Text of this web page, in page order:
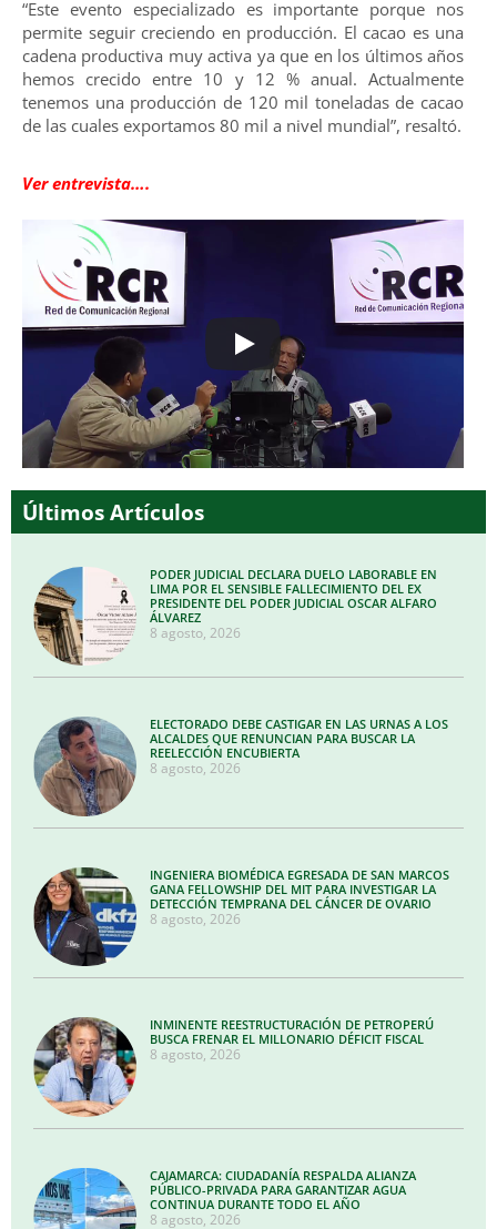
“Este evento especializado es importante porque nos
permite seguir creciendo en producción. El cacao es una
cadena productiva muy activa ya que en los últimos años
hemos crecido entre 10 y 12 % anual. Actualmente
tenemos una producción de 120 mil toneladas de cacao
de las cuales exportamos 80 mil a nivel mundial”, resaltó.
Ver entrevista….
Últimos Artículos
PODER JUDICIAL DECLARA DUELO LABORABLE EN
LIMA POR EL SENSIBLE FALLECIMIENTO DEL EX
PRESIDENTE DEL PODER JUDICIAL OSCAR ALFARO
ÁLVAREZ
8 agosto, 2026
ELECTORADO DEBE CASTIGAR EN LAS URNAS A LOS
ALCALDES QUE RENUNCIAN PARA BUSCAR LA
REELECCIÓN ENCUBIERTA
8 agosto, 2026
INGENIERA BIOMÉDICA EGRESADA DE SAN MARCOS
GANA FELLOWSHIP DEL MIT PARA INVESTIGAR LA
DETECCIÓN TEMPRANA DEL CÁNCER DE OVARIO
8 agosto, 2026
INMINENTE REESTRUCTURACIÓN DE PETROPERÚ
BUSCA FRENAR EL MILLONARIO DÉFICIT FISCAL
8 agosto, 2026
CAJAMARCA: CIUDADANÍA RESPALDA ALIANZA
PÚBLICO-PRIVADA PARA GARANTIZAR AGUA
CONTINUA DURANTE TODO EL AÑO
8 agosto, 2026